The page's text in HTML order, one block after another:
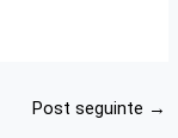
Post seguinte →